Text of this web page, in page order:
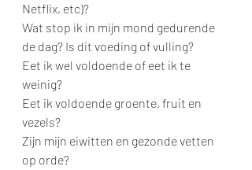
Netflix, etc)?
Wat stop ik in mijn mond gedurende
de dag? Is dit voeding of vulling?
Eet ik wel voldoende of eet ik te
weinig?
Eet ik voldoende groente, fruit en
vezels?
Zijn mijn eiwitten en gezonde vetten
op orde?